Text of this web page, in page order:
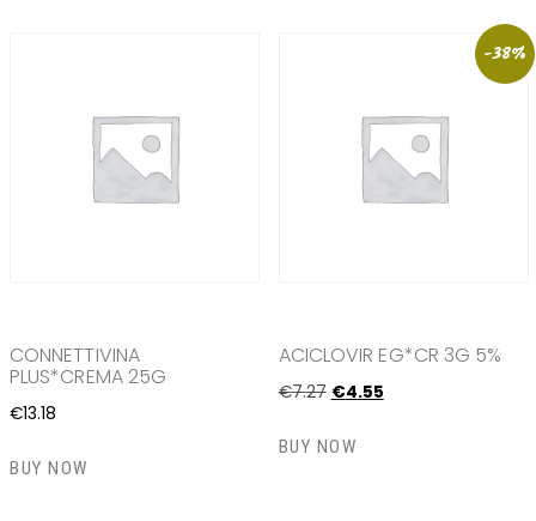
CONNETTIVINA
PLUS*CREMA 25G
€13.18
BUY NOW
-38%
ACICLOVIR EG*CR 3G 5%
€7.27 €4.55
BUY NOW